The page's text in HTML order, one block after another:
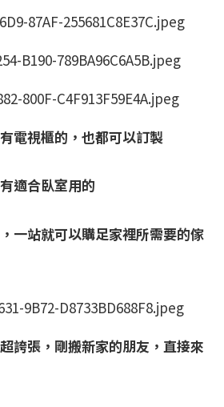
電視櫃的，也都可以訂製
適合臥室用的
一站就可以購足家裡所需要的傢
誇張， 剛搬新家的朋友，直接來